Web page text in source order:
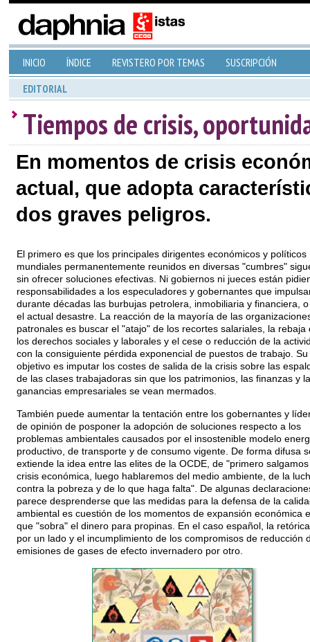
INICIO ÍNDICE REVISTERO POR TEMAS SUSCRIPCIÓN
EDITORIAL
Tiempos de crisis,
En momentos de crisis
actual, que adopta
dos graves peligros.
El primero es que los principales dirigentes económicos y políticos
mundiales permanentemente reunidos en diversas "cumbres"
sin ofrecer soluciones efectivas. Ni gobiernos ni jueces están
responsabilidades a los especuladores y gobernantes que
durante décadas las burbujas petrolera, inmobiliaria y financiera,
el actual desastre. La reacción de la mayoría de las
patronales es buscar el "atajo" de los recortes salariales, la rebaja
los derechos sociales y laborales y el cese o reducción de la
con la consiguiente pérdida exponencial de puestos de trabajo. Su
objetivo es imputar los costes de salida de la crisis sobre las
de las clases trabajadoras sin que los patrimonios, las finanzas y
ganancias empresariales se vean mermados.
También puede aumentar la tentación entre los gobernantes y
de opinión de posponer la adopción de soluciones respecto a los
problemas ambientales causados por el insostenible modelo
productivo, de transporte y de consumo vigente. De forma difusa
extiende la idea entre las elites de la OCDE, de "primero
crisis económica, luego hablaremos del medio ambiente, de la
contra la pobreza y de lo que haga falta". De algunas
parece desprenderse que las medidas para la defensa de la
ambiental es cuestión de los momentos de expansión económica
que "sobra" el dinero para propinas. En el caso español, la
por un lado y el incumplimiento de los compromisos de reducción
emisiones de gases de efecto invernadero por otro.